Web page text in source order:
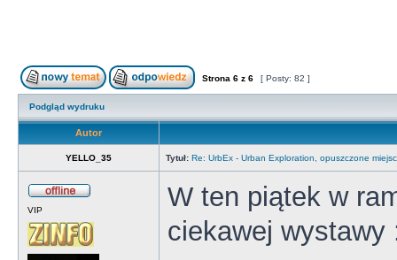
Strona 6 z 6 [ Posty: 82 ]
Podgląd wydruku
Autor
YELLO_35 Tytuł: Re: UrbEx - Urban Exploration, opuszczone
VIP
W ten piątek w
ciekawej wystawy